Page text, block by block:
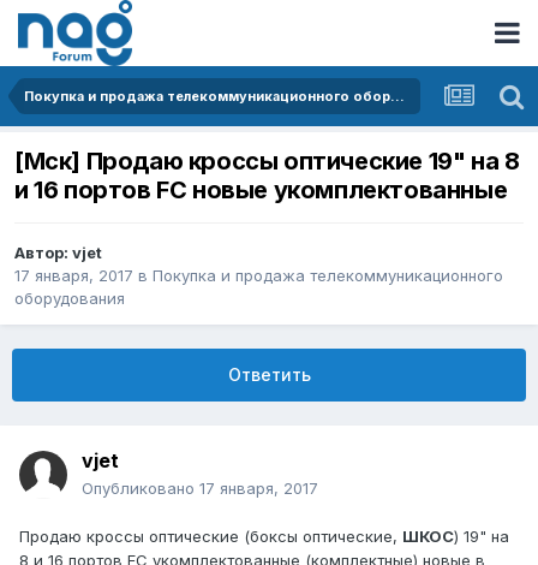
Покупка и продажа телекоммуникационного оборудования
[Мск] Продаю кроссы оптические 19" на 8
и 16 портов FC новые укомплектованные
Автор: vjet
17 января, 2017 в Покупка и продажа телекоммуникационного
оборудования
Ответить
vjet
Опубликовано 17 января, 2017
Продаю кроссы оптические (боксы оптические, ШКОС) 19" на
8 и 16 портов FC укомплектованные (комплектные) новые в